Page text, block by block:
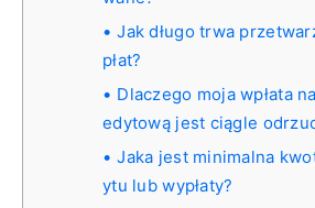
Jak długo trwa
płat?
Dlaczego moja wpłata
edytową jest ciągle
Jaka jest minimalna
ytu lub wypłaty?